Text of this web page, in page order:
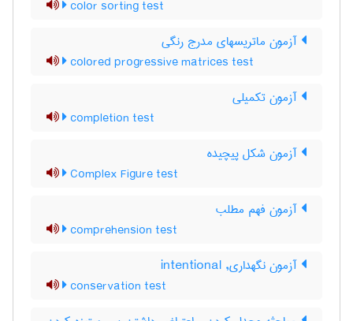
color sorting test
آزمون ماتریسهای مدرج رنگی
colored progressive matrices test
آزمون تکمیلی
completion test
آزمون شكل پيچيده
Complex Figure test
آزمون فهم مطلب
comprehension test
آزمون نگهداری, intentional
conservation test